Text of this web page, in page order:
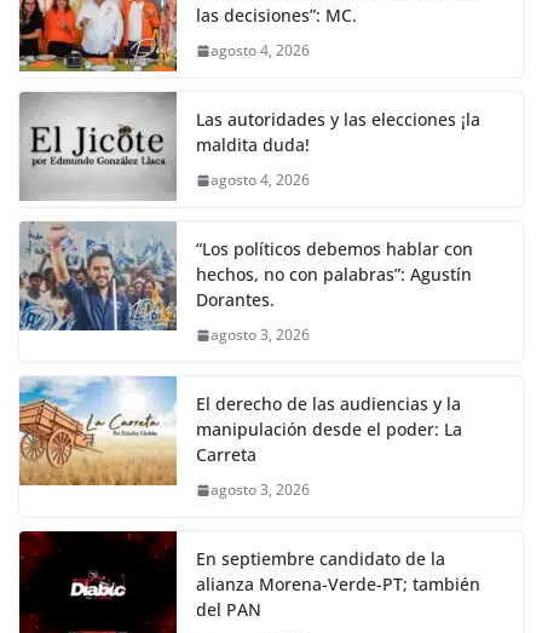
las decisiones”: MC.
agosto 4, 2026
Las autoridades y las elecciones ¡la
maldita duda!
agosto 4, 2026
“Los políticos debemos hablar con
hechos, no con palabras”: Agustín
Dorantes.
agosto 3, 2026
El derecho de las audiencias y la
manipulación desde el poder: La
Carreta
agosto 3, 2026
En septiembre candidato de la
alianza Morena-Verde-PT; también
del PAN